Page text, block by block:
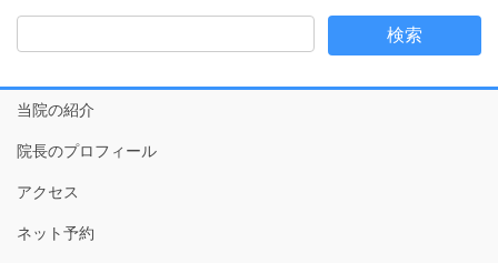
当院の紹介
院長のプロフィール
アクセス
ネット予約